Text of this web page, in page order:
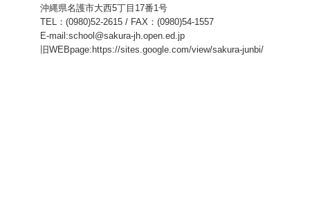
沖縄県名護市大西5丁目17番1号
TEL：(0980)52-2615 / FAX：(0980)54-1557
E-mail:school@sakura-jh.open.ed.jp
旧WEBpage:https://sites.google.com/view/sakura-junbi/